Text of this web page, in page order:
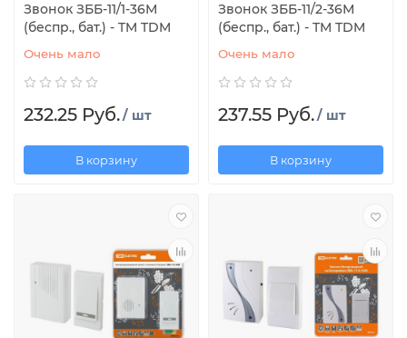
Звонок ЗББ-11/1-36М
(беспр., бат.) - TM TDM
Очень мало
232.25 Руб./ шт
В корзину
Звонок ЗББ-11/2-36М
(беспр., бат.) - TM TDM
Очень мало
237.55 Руб./ шт
В корзину